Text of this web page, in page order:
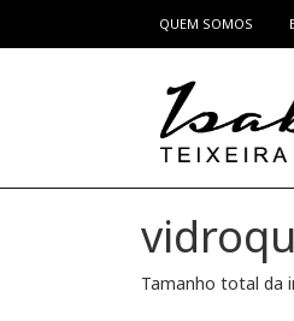
Pular para o conteúdo
QUEM SOMOS
Tamanho total da